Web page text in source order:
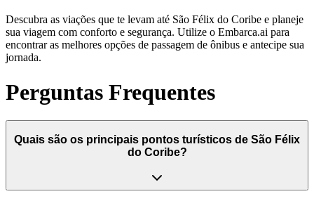
Descubra as viações que te levam até São Félix do Coribe e planeje
sua viagem com conforto e segurança. Utilize o Embarca.ai para
encontrar as melhores opções de passagem de ônibus e antecipe sua
jornada.
Perguntas Frequentes
Quais são os principais pontos turísticos de São Félix
do Coribe?